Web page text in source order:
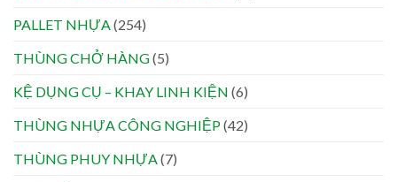
PALLET NHỰA(254)
THÙNG CHỞ HÀNG(5)
KỆ DỤNG CỤ – KHAY LINH KIỆN (6)
THÙNG NHỰA CÔNG NGHIỆP(42)
THÙNG PHUY NHỰA(7)